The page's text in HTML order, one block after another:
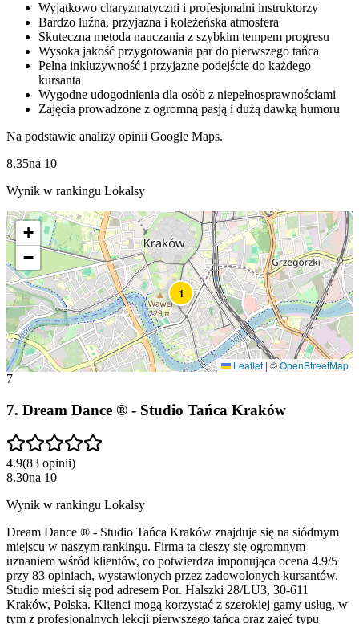
Wyjątkowo charyzmatyczni i profesjonalni instruktorzy
Bardzo luźna, przyjazna i koleżeńska atmosfera
Skuteczna metoda nauczania z szybkim tempem progresu
Wysoka jakość przygotowania par do pierwszego tańca
Pełna inkluzywność i przyjazne podejście do każdego
kursanta
Wygodne udogodnienia dla osób z niepełnosprawnościami
Zajęcia prowadzone z ogromną pasją i dużą dawką humoru
Na podstawie analizy opinii Google Maps.
8.35na 10
Wynik w rankingu Lokalsy
1
+
−
Leaflet | ©OpenStreetMap
7
7. Dream Dance ® - Studio Tańca Kraków
4.9(83 opinii)
8.30na 10
Wynik w rankingu Lokalsy
Dream Dance ® - Studio Tańca Kraków znajduje się na siódmym
miejscu w naszym rankingu. Firma ta cieszy się ogromnym
uznaniem wśród klientów, co potwierdza imponująca ocena 4.9/5
przy 83 opiniach, wystawionych przez zadowolonych kursantów.
Studio mieści się pod adresem Por. Halszki 28/LU3, 30-611
Kraków, Polska. Klienci mogą korzystać z szerokiej gamy usług, w
tym z profesjonalnych lekcji pierwszego tańca oraz zajęć typu